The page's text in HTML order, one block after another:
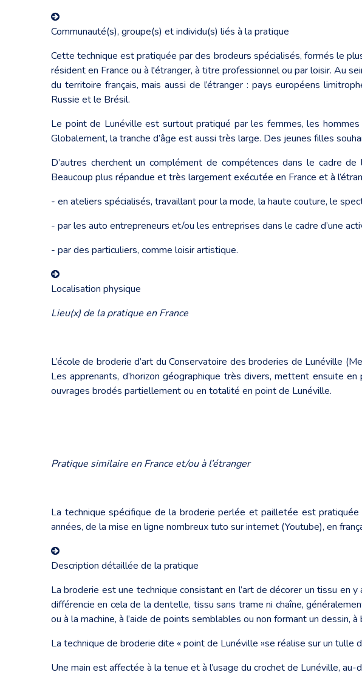
Communauté(s), groupe(s) et individu(s) liés à la pratique
Cette technique est pratiquée par des brodeurs spécialisés, formés le
résident en France ou à l'étranger, à titre professionnel ou par loisir. Au
du territoire français, mais aussi de l’étranger : pays européens
Russie et le Brésil.
Le point de Lunéville est surtout pratiqué par les femmes, les
Globalement, la tranche d’âge est aussi très large. Des jeunes filles
D’autres cherchent un complément de compétences dans le cadre
Beaucoup plus répandue et très largement exécutée en France et à
- en ateliers spécialisés, travaillant pour la mode, la haute couture, le
- par les auto entrepreneurs et/ou les entreprises dans le cadre d’une
- par des particuliers, comme loisir artistique.
Localisation physique
Lieu(x) de la pratique en France
L’école de broderie d’art du Conservatoire des broderies de Lunéville
Les apprenants, d’horizon géographique très divers, mettent ensuite
ouvrages brodés partiellement ou en totalité en point de Lunéville.
Pratique similaire en France et/ou à l’étranger
La technique spécifique de la broderie perlée et pailletée est
années, de la mise en ligne nombreux tuto sur internet (Youtube), en
Description détaillée de la pratique
La broderie est une technique consistant en l’art de décorer un tissu
différencie en cela de la dentelle, tissu sans trame ni chaîne,
ou à la machine, à l’aide de points semblables ou non formant un dessin,
La technique de broderie dite « point de Lunéville »se réalise sur un tulle
Une main est affectée à la tenue et à l’usage du crochet de Lunéville,